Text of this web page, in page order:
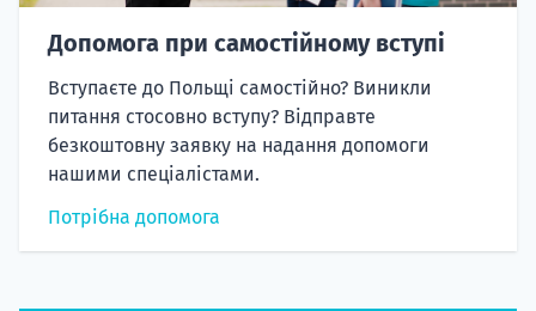
Допомога при самостійному вступі
Вступаєте до Польщі самостійно? Виникли
питання стосовно вступу? Відправте
безкоштовну заявку на надання допомоги
нашими спеціалістами.
Потрібна допомога